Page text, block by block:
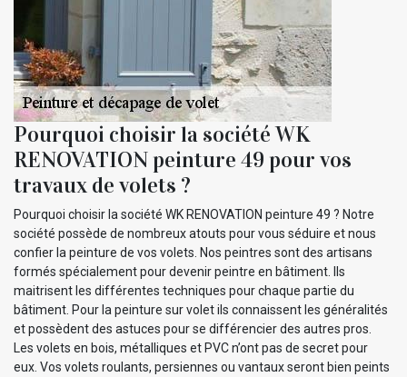
Pourquoi choisir la société WK
RENOVATION peinture 49 pour vos
travaux de volets ?
Pourquoi choisir la société WK RENOVATION peinture 49 ? Notre
société possède de nombreux atouts pour vous séduire et nous
confier la peinture de vos volets. Nos peintres sont des artisans
formés spécialement pour devenir peintre en bâtiment. Ils
maitrisent les différentes techniques pour chaque partie du
bâtiment. Pour la peinture sur volet ils connaissent les généralités
et possèdent des astuces pour se différencier des autres pros.
Les volets en bois, métalliques et PVC n’ont pas de secret pour
eux. Vos volets roulants, persiennes ou vantaux seront bien peints